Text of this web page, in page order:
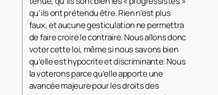
qu’ils ont prétendu être. Rien n’est plus
faux, et aucune gesticulation ne permettra
de faire croire le contraire. Nous allons donc
voter cette loi, même si nous savons bien
qu’elle est hypocrite et discriminante. Nous
la voterons parce qu’elle apporte une
avancée majeure pour les droits des